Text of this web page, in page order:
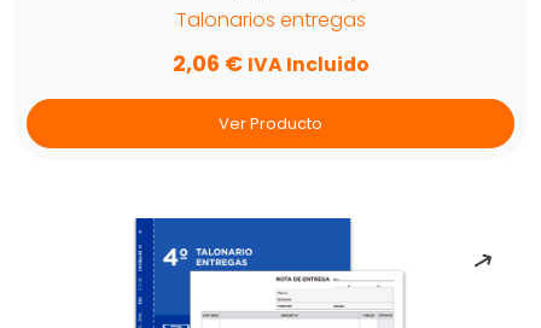
Talonarios entregas
2,06 € IVA Incluido
Ver Producto